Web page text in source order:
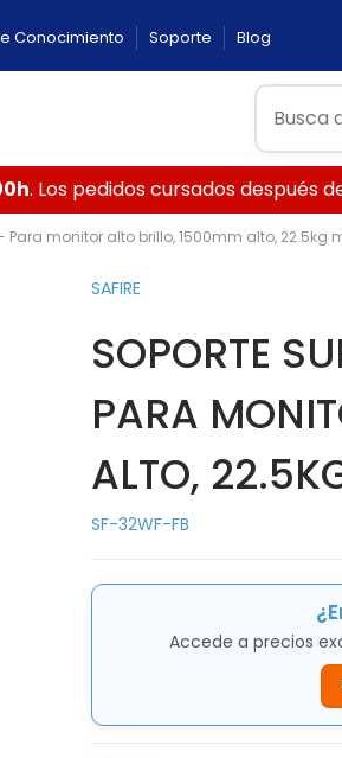
Conocimiento Soporte Blog
. Los pedidos cursados después
Para monitor alto brillo, 1500mm alto, 22.5kg
SAFIRE
SOPORTE
PARA
ALTO,
SF-32WF-FB
Accede a precios